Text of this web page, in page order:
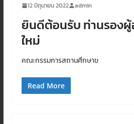
12 มิถุนายน 2022 admin
ยินดีต้อนรับ ท่านรอง
ใหม่
คณะกรรมการสถานศึกษาข
Read More